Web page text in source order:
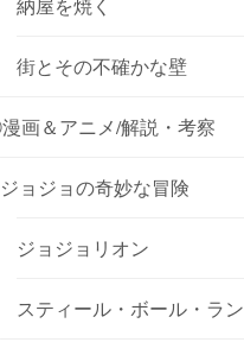
納屋を焼く
街とその不確かな壁
画＆アニメ/解説・考察
ジョジョの奇妙な冒険
ジョジョリオン
スティール・ボール・ラン